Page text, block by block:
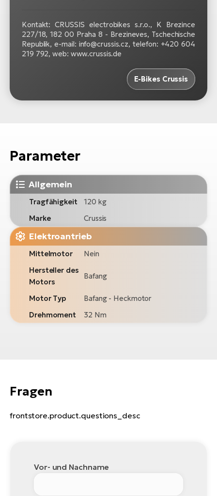
Kontakt: CRUSSIS electrobikes s.r.o., K Brezince
227/18, 182 00 Praha 8 - Brezineves, Tschechische
Republik, e-mail: info@crussis.cz, telefon: +420 604
219 792, web: www.crussis.de
E-Bikes Crussis
Parameter
Allgemein
Tragfähigkeit
120 kg
Marke
Crussis
Elektroantrieb
Mittelmotor
Nein
Hersteller des
Motors
Bafang
Motor Typ
Bafang - Heckmotor
Drehmoment
32 Nm
Fragen
frontstore.product.questions_desc
Vor- und Nachname